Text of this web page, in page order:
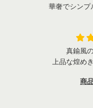
華奢でシン
真鍮風
上品な煌め
商